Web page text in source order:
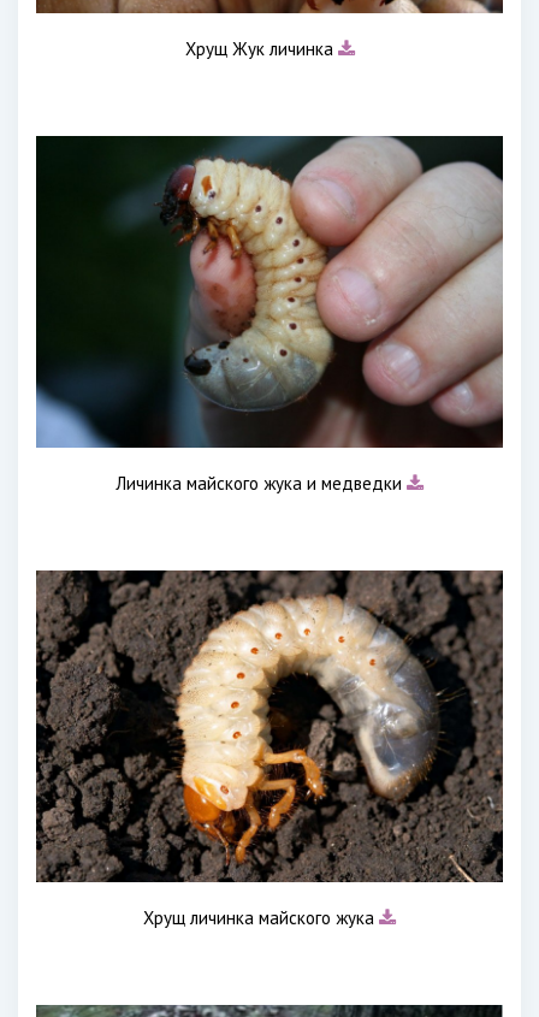
Хрущ Жук личинка
Личинка майского жука и медведки
Хрущ личинка майского жука